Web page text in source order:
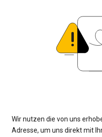
Wir nutzen die von uns
Adresse, um uns direkt mit